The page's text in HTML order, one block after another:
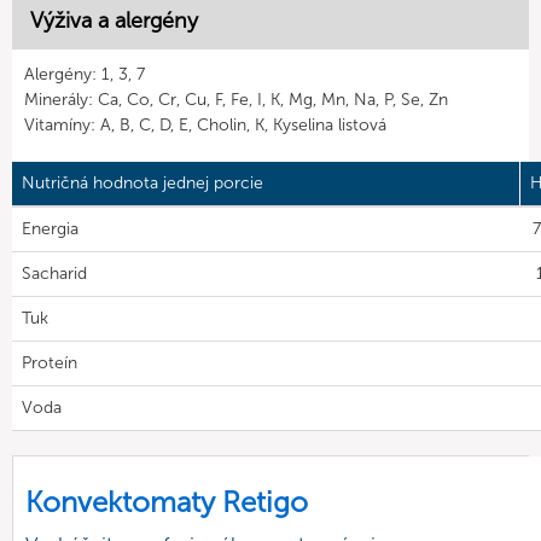
Výživa a alergény
Alergény: 1, 3, 7
Minerály: Ca, Co, Cr, Cu, F, Fe, I, K, Mg, Mn, Na, P, Se, Zn
Vitamíny: A, B, C, D, E, Cholin, K, Kyselina listová
Nutričná hodnota jednej porcie
Energia
Sacharid
Tuk
Proteín
Voda
Konvektomaty Retigo